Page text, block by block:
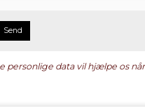
Send
personlige data vil hjælpe os